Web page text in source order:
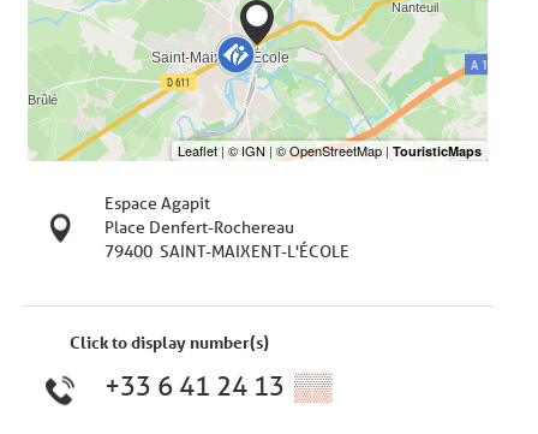
Espace Agapit
Place Denfert-Rochereau
79400 SAINT-MAIXENT-L'ÉCOLE
Click to display number(s)
+33 6 41 24 13 ▒▒